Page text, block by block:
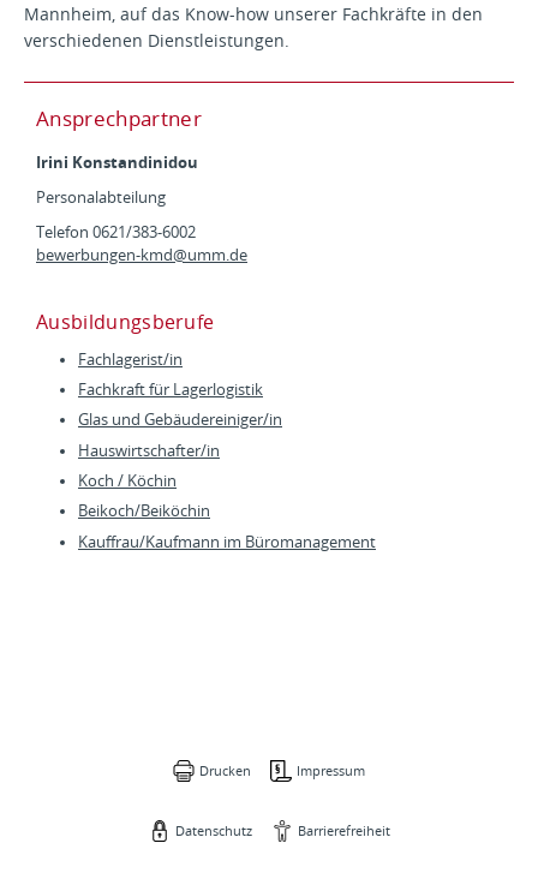
Mannheim, auf das Know-how unserer Fachkräfte in den
verschiedenen Dienstleistungen.
Ansprechpartner
Irini Konstandinidou
Personalabteilung
Telefon 0621/383-6002
bewerbungen-kmd@umm.de
Ausbildungsberufe
Fachlagerist/in
Fachkraft für Lagerlogistik
Glas und Gebäudereiniger/in
Hauswirtschafter/in
Koch / Köchin
Beikoch/Beiköchin
Kauffrau/Kaufmann im Büromanagement
Drucken Impressum
Datenschutz Barrierefreiheit